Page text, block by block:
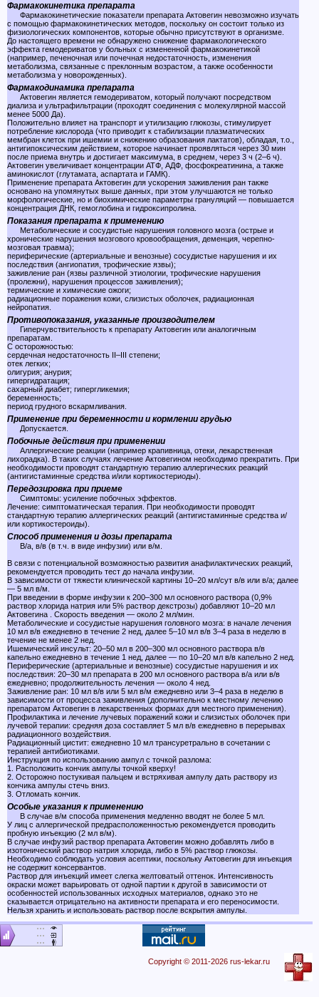
Фармакокинетика препарата
Фармакокинетические показатели препарата Актовегин невозможно изучать
с помощью фармакокинетических методов, поскольку он состоит только из
физиологических компонентов, которые обычно присутствуют в организме.
До настоящего времени не обнаружено снижение фармакологического
эффекта гемодериватов у больных с измененной фармакокинетикой
(например, печеночная или почечная недостаточность, изменения
метаболизма, связанные с преклонным возрастом, а также особенности
метаболизма у новорожденных).
Фармакодинамика препарата
Актовегин является гемодериватом, который получают посредством
диализа и ультрафильтрации (проходят соединения с молекулярной массой
менее 5000 Да).
Положительно влияет на транспорт и утилизацию глюкозы, стимулирует
потребление кислорода (что приводит к стабилизации плазматических
мембран клеток при ишемии и снижению образования лактатов), обладая, т.о.,
антигипоксическим действием, которое начинает проявляться через 30 мин
после приема внутрь и достигает максимума, в среднем, через 3 ч (2–6 ч).
Актовегин увеличивает концентрации АТФ, АДФ, фосфокреатинина, а также
аминокислот (глутамата, аспартата и ГАМК).
Применение препарата Актовегин для ускорения заживления ран также
основано на упомянутых выше данных, при этом улучшаются не только
морфологические, но и биохимические параметры грануляций — повышается
концентрация ДНК, гемоглобина и гидроксипролина.
Показания препарата к применению
Метаболические и сосудистые нарушения головного мозга (острые и
хронические нарушения мозгового кровообращения, деменция, черепно-
мозговая травма);
периферические (артериальные и венозные) сосудистые нарушения и их
последствия (ангиопатия, трофические язвы);
заживление ран (язвы различной этиологии, трофические нарушения
(пролежни), нарушения процессов заживления);
термические и химические ожоги;
радиационные поражения кожи, слизистых оболочек, радиационная
нейропатия.
Противопоказания, указанные производителем
Гиперчувствительность к препарату Актовегин или аналогичным
препаратам.
С осторожностью:
сердечная недостаточность II–III степени;
отек легких;
олигурия; анурия;
гипергидратация;
сахарный диабет; гипергликемия;
беременность;
период грудного вскармливания.
Применение при беременности и кормлении грудью
Допускается.
Побочные действия при применении
Аллергические реакции (например крапивница, отеки, лекарственная
лихорадка). В таких случаях лечение Актовегином необходимо прекратить. При
необходимости проводят стандартную терапию аллергических реакций
(антигистаминные средства и/или кортикостериоды).
Передозировка при приеме
Симптомы: усиление побочных эффектов.
Лечение: симптоматическая терапия. При необходимости проводят
стандартную терапию аллергических реакций (антигистаминные средства и/
или кортикостероиды).
Способ применения и дозы препарата
В/а, в/в (в т.ч. в виде инфузии) или в/м.
В связи с потенциальной возможностью развития анафилактических реакций,
рекомендуется проводить тест до начала инфузии.
В зависимости от тяжести клинической картины 10–20 мл/сут в/в или в/а; далее
— 5 мл в/м.
При введении в форме инфузии к 200–300 мл основного раствора (0,9%
раствор хлорида натрия или 5% раствор декстрозы) добавляют 10–20 мл
Актовегина . Скорость введения — около 2 мл/мин.
Метаболические и сосудистые нарушения головного мозга: в начале лечения
10 мл в/в ежедневно в течение 2 нед, далее 5–10 мл в/в 3–4 раза в неделю в
течение не менее 2 нед.
Ишемический инсульт: 20–50 мл в 200–300 мл основного раствора в/в
капельно ежедневно в течение 1 нед, далее — по 10–20 мл в/в капельно 2 нед.
Периферические (артериальные и венозные) сосудистые нарушения и их
последствия: 20–30 мл препарата в 200 мл основного раствора в/а или в/в
ежедневно; продолжительность лечения — около 4 нед.
Заживление ран: 10 мл в/в или 5 мл в/м ежедневно или 3–4 раза в неделю в
зависимости от процесса заживления (дополнительно к местному лечению
препаратом Актовегин в лекарственных формах для местного применения).
Профилактика и лечение лучевых поражений кожи и слизистых оболочек при
лучевой терапии: средняя доза составляет 5 мл в/в ежедневно в перерывах
радиационного воздействия.
Радиационный цистит: ежедневно 10 мл трансуретрально в сочетании с
терапией антибиотиками.
Инструкция по использованию ампул с точкой разлома:
1. Расположить кончик ампулы точкой кверху!
2. Осторожно постукивая пальцем и встряхивая ампулу дать раствору из
кончика ампулы стечь вниз.
3. Отломать кончик.
Особые указания к применению
В случае в/м способа применения медленно вводят не более 5 мл.
У лиц с аллергической предрасположенностью рекомендуется проводить
пробную инъекцию (2 мл в/м).
В случае инфузий раствор препарата Актовегин можно добавлять либо в
изотонический раствор натрия хлорида, либо в 5% раствор глюкозы.
Необходимо соблюдать условия асептики, поскольку Актовегин для инъекция
не содержит консервантов.
Раствор для инъекций имеет слегка желтоватый оттенок. Интенсивность
окраски может варьировать от одной партии к другой в зависимости от
особенностей использованных исходных материалов, однако это не
сказывается отрицательно на активности препарата и его переносимости.
Нельзя хранить и использовать раствор после вскрытия ампулы.
Copyright © 2011-2026 rus-lekar.ru